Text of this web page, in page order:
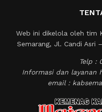
Web ini dikelola oleh tim
Semarang, Jl. Candi Asri
Telp :
Informasi dan layanan
email :